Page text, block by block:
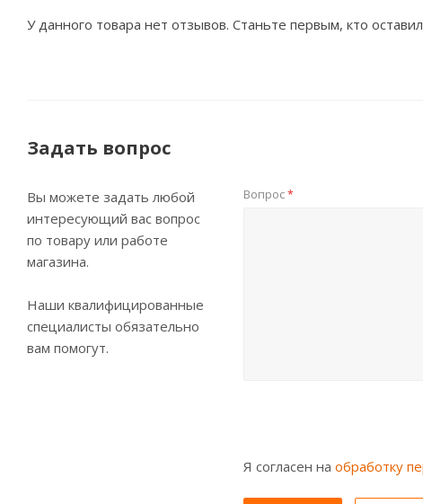
У данного товара нет отзывов. Станьте первым, кто
Задать вопрос
Вы можете задать любой
интересующий вас вопрос
по товару или работе
магазина.
Наши квалифицированные
специалисты обязательно
вам помогут.
Вопрос*
Я согласен наобработку